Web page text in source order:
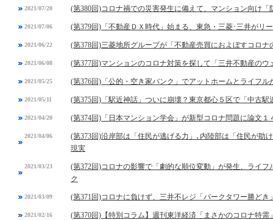
2021/07/20 (第380回)コロナ禍での災害発生に備えて、マンション向け「
2021/07/06 (第379回)「不動産ＤＸ時代」始まる、東急・三菱･三井がリ
2021/06/22 (第378回)三菱地所グループが「不動産売買におよぼすコロナ
2021/06/08 (第377回)マンションのコロナ対策を探して「三井不動産のウ
2021/05/25 (第376回)「公的・空き家バンク」でアットホームとライフル
2021/05/11 (第375回)「駅近神話」ついに崩壊？東京都心５区で「中古駅
2021/04/20 (第374回)「日本マンション学会」が新型コロナ問題に論文１
2021/04/06
(第373回)沿岸部は「住民が逃げる力」､内陸部は「住民が助
現実
2021/03/23
(第372回)コロナの影響で「劇的な順位変動」が発生、ライ
ク
2021/03/09 (第371回)コロナに負けず、三井不レジ「パークタワー勝どき
2021/02/16 (第370回)【特別コラム】週刊東洋経済「まさかのコロナ特